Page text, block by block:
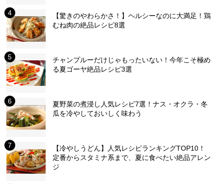
【驚きのやわらかさ！】ヘルシーなのに大満足！鶏
むね肉の絶品レシピ8選
チャンプルーだけじゃもったいない！今年こそ極め
る夏ゴーヤ絶品レシピ3選
夏野菜の煮浸し人気レシピ7選！ナス・オクラ・冬
瓜を冷やしておいしく味わう
【冷やしうどん】人気レシピランキングTOP10！
定番からスタミナ系まで、夏に食べたい絶品アレン
ジ